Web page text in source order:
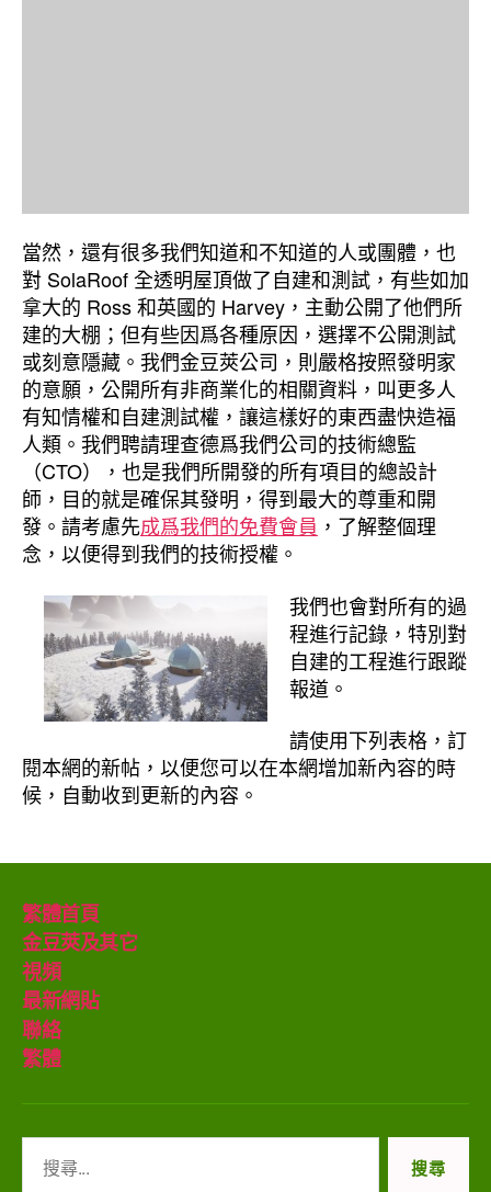
當然，還有很多我們知道和不知道的人或團體，也
對 SolaRoof 全透明屋頂做了自建和測試，有些如加
拿大的 Ross 和英國的 Harvey，主動公開了他們所
建的大棚；但有些因爲各種原因，選擇不公開測試
或刻意隱藏。我們金豆莢公司，則嚴格按照發明家
的意願，公開所有非商業化的相關資料，叫更多人
有知情權和自建測試權，讓這樣好的東西盡快造福
人類。我們聘請理查德爲我們公司的技術總監
（CTO），也是我們所開發的所有項目的總設計
師，目的就是確保其發明，得到最大的尊重和開
發。請考慮先成爲我們的免費會員 ，了解整個理
念，以便得到我們的技術授權。
我們也會對所有的過
程進行記錄，特別對
自建的工程進行跟蹤
報道。
請使用下列表格，訂
閱本網的新帖，以便您可以在本網增加新內容的時
候，自動收到更新的內容。
繁體首頁
金豆莢及其它
視頻
最新網貼
聯絡
繁體